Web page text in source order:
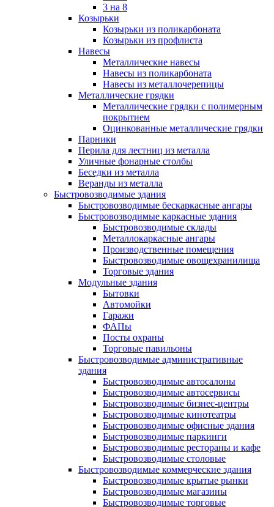
3 на 8
Козырьки
Козырьки из поликарбоната
Козырьки из профлиста
Навесы
Металлические навесы
Навесы из поликарбоната
Навесы из металлочерепицы
Металлические грядки
Металлические грядки с полимерным
покрытием
Оцинкованные металлические грядки
Парники
Перила для лестниц из металла
Уличные фонарные столбы
Беседки из металла
Веранды из металла
Быстровозводимые здания
Быстровозводимые бескаркасные ангары
Быстровозводимые каркасные здания
Быстровозводимые склады
Металлокаркасные ангары
Производственные помещения
Быстровозводимые овощехранилища
Торговые здания
Модульные здания
Бытовки
Автомойки
Гаражи
ФАПы
Посты охраны
Торговые павильоны
Быстровозводимые административные
здания
Быстровозводимые автосалоны
Быстровозводимые автосервисы
Быстровозводимые бизнес-центры
Быстровозводимые кинотеатры
Быстровозводимые офисные здания
Быстровозводимые паркинги
Быстровозводимые рестораны и кафе
Быстровозводимые столовые
Быстровозводимые коммерческие здания
Быстровозводимые крытые рынки
Быстровозводимые магазины
Быстровозводимые торговые